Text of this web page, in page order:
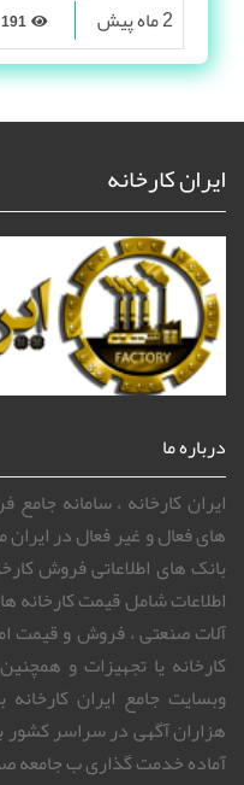
2 ماه پیش
ایران کارخانه
درباره ما
ایران کارخانه ، سامانه
های فعال و غیر فعال در ایران
بانک های اطلاعاتی فروش
اطلاعات شامل قیمت
آلات صنعتی ، فروش و قیمت
کارخانه یا تجهیزات و
هزاران آگهی در سراسر
آماده خدمت گذاری ب جامعه